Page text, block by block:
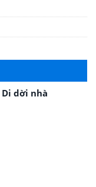
Di dời nhà